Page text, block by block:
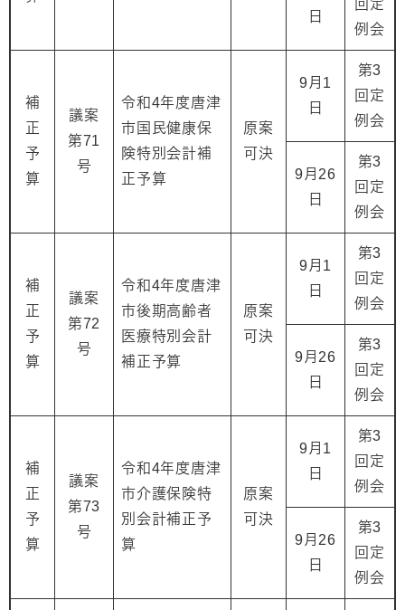
日
回定
例会
補
正
予
算
議案
第71
号
令和4年度唐津
市国民健康保
険特別会計補
正予算
原案
可決
9月1
日
第3
回定
例会
9月26
日
第3
回定
例会
補
正
予
算
議案
第72
号
令和4年度唐津
市後期高齢者
医療特別会計
補正予算
原案
可決
9月1
日
第3
回定
例会
9月26
日
第3
回定
例会
補
正
予
算
議案
第73
号
令和4年度唐津
市介護保険特
別会計補正予
算
原案
可決
9月1
日
第3
回定
例会
9月26
日
第3
回定
例会